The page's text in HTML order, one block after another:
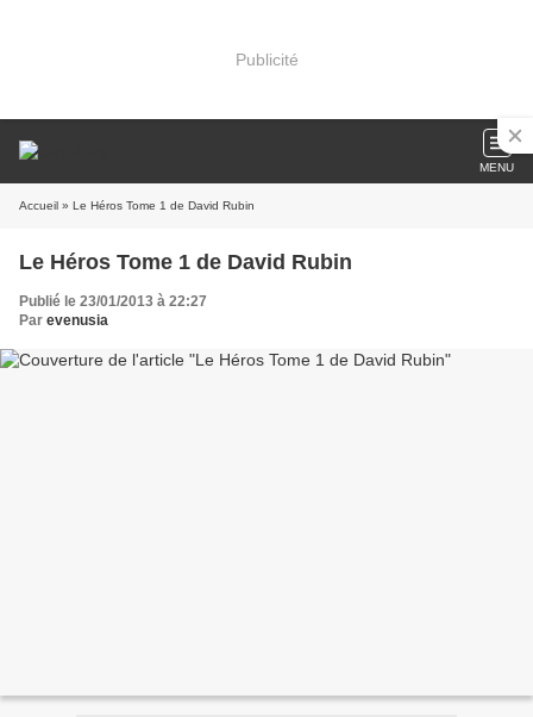
Publicité
MENU
Accueil » Le Héros Tome 1 de David Rubin
Le Héros Tome 1 de David Rubin
Publié le 23/01/2013 à 22:27
Par evenusia